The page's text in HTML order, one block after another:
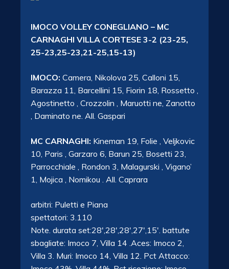
IMOCO VOLLEY CONEGLIANO – MC
CARNAGHI VILLA CORTESE 3-2 (23-25,
25-23,25-23,21-25,15-13)
IMOCO: Camera, Nikolova 25, Calloni 15,
Barazza 11, Barcellini 15, Fiorin 18, Rossetto ,
Agostinetto , Crozzolin , Maruotti ne, Zanotto
, Daminato ne. All. Gaspari
MC CARNAGHI: Kineman 19, Folie , Veljkovic
10, Paris , Garzaro 6, Barun 25, Bosetti 23,
Parrocchiale , Rondon 3, Malagurski , Vigano’
1, Mojica , Nomikou . All. Caprara
arbitri: Puletti e Piana
spettatori: 3.110
Note. durata set:28′,28′,28′,27′,15′. battute
sbagliate: Imoco 7, Villa 14 .Aces: Imoco 2,
Villa 3. Muri: Imoco 14, Villa 12. Pct Attacco: